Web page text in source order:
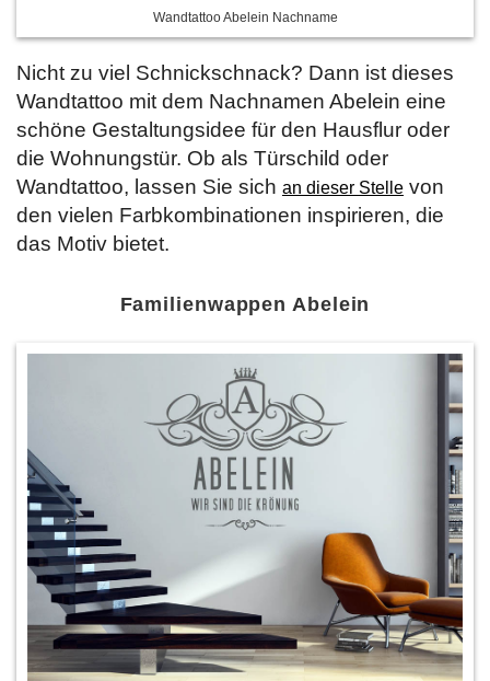
Wandtattoo Abelein Nachname
Nicht zu viel Schnickschnack? Dann ist dieses
Wandtattoo mit dem Nachnamen Abelein eine
schöne Gestaltungsidee für den Hausflur oder
die Wohnungstür. Ob als Türschild oder
Wandtattoo, lassen Sie sich an dieser Stelle von
den vielen Farbkombinationen inspirieren, die
das Motiv bietet.
Familienwappen Abelein